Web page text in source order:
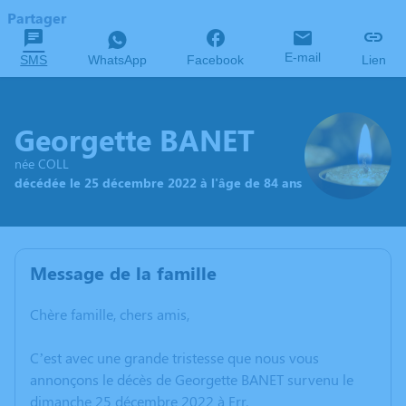
Partager
SMS WhatsApp Facebook E-mail Lien
Georgette BANET
née COLL
décédée le 25 décembre 2022 à l'âge de 84 ans
Message de la famille
Chère famille, chers amis,
C’est avec une grande tristesse que nous vous
annonçons le décès de Georgette BANET survenu le
dimanche 25 décembre 2022 à Err.